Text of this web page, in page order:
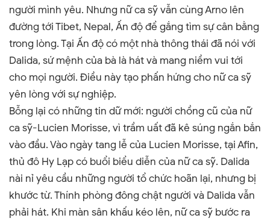
người mình yêu. Nhưng nữ ca sỹ vẫn cùng Arno lên
đường tới Tibet, Nepal, Ấn độ để gắng tìm sự cân bằng
trong lòng. Tại Ấn độ có một nhà thông thái đã nói với
Dalida, sứ mệnh của bà là hát và mang niềm vui tới
cho mọi người. Điều này tạo phấn hứng cho nữ ca sỹ
yên lòng với sự nghiệp.
Bỗng lại có những tin dữ mới: người chồng cũ của nữ
ca sỹ-Lucien Morisse, vì trầm uất đã kê súng ngắn bắn
vào đầu. Vào ngày tang lễ của Lucien Morisse, tại Afin,
thủ đô Hy Lạp có buổi biểu diễn của nữ ca sỹ. Dalida
nài nỉ yêu cầu những người tổ chức hoãn lại, nhưng bị
khước từ. Thính phòng đông chật người và Dalida vẫn
phải hát. Khi màn sân khấu kéo lên, nữ ca sỹ bước ra